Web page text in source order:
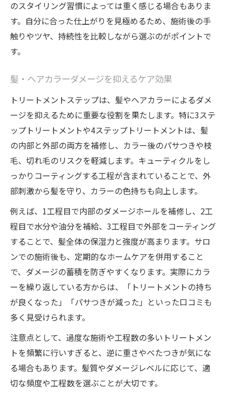
のスタイリング習慣によっては重く感じる場合もありま
す。自分に合った仕上がりを見極めるため、施術後の手
触りやツヤ、持続性を比較しながら選ぶのがポイントで
す。
髪・ヘアカラーダメージを抑えるケア効果
トリートメントステップは、髪やヘアカラーによるダメ
ージを抑えるために重要な役割を果たします。特に3ステ
ップトリートメントや4ステップトリートメントは、髪
の内部と外部の両方を補修し、カラー後のパサつきや枝
毛、切れ毛のリスクを軽減します。キューティクルをし
っかりコーティングする工程が含まれていることで、外
部刺激から髪を守り、カラーの色持ちも向上します。
例えば、1工程目で内部のダメージホールを補修し、2工
程目で水分や油分を補給、3工程目で外部をコーティング
することで、髪全体の保湿力と強度が高まります。サロ
ンでの施術後も、定期的なホームケアを併用すること
で、ダメージの蓄積を防ぎやすくなります。実際にカラ
ーを繰り返している方からは、「トリートメントの持ち
が良くなった」「パサつきが減った」といった口コミも
多く見受けられます。
注意点として、過度な施術や工程数の多いトリートメン
トを頻繁に行いすぎると、逆に重さやべたつきが気にな
る場合もあります。髪質やダメージレベルに応じて、適
切な頻度や工程数を選ぶことが大切です。